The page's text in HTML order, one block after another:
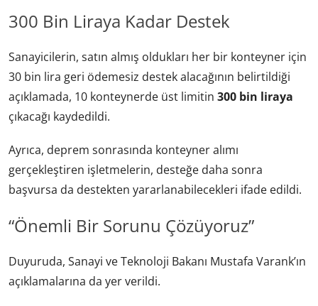
300 Bin Liraya Kadar Destek
Sanayicilerin, satın almış oldukları her bir konteyner için
30 bin lira geri ödemesiz destek alacağının belirtildiği
açıklamada, 10 konteynerde üst limitin 300 bin liraya
çıkacağı kaydedildi.
Ayrıca, deprem sonrasında konteyner alımı
gerçekleştiren işletmelerin, desteğe daha sonra
başvursa da destekten yararlanabilecekleri ifade edildi.
“Önemli Bir Sorunu Çözüyoruz”
Duyuruda, Sanayi ve Teknoloji Bakanı Mustafa Varank’ın
açıklamalarına da yer verildi.